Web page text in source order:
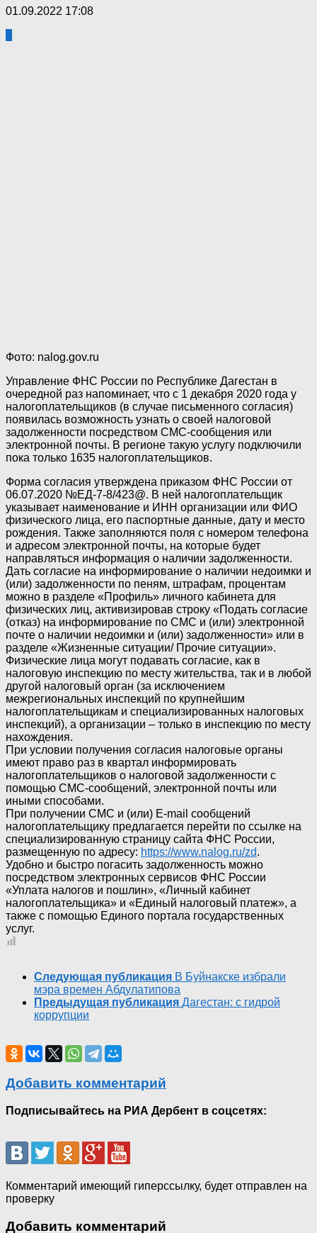
01.09.2022 17:08
Фото: nalog.gov.ru
Управление ФНС России по Республике Дагестан в
очередной раз напоминает, что с 1 декабря 2020 года у
налогоплательщиков (в случае письменного согласия)
появилась возможность узнать о своей налоговой
задолженности посредством СМС-сообщения или
электронной почты. В регионе такую услугу подключили
пока только 1635 налогоплательщиков.
Форма согласия утверждена приказом ФНС России от
06.07.2020 №ЕД-7-8/423@. В ней налогоплательщик
указывает наименование и ИНН организации или ФИО
физического лица, его паспортные данные, дату и место
рождения. Также заполняются поля с номером телефона
и адресом электронной почты, на которые будет
направляться информация о наличии задолженности.
Дать согласие на информирование о наличии недоимки и
(или) задолженности по пеням, штрафам, процентам
можно в разделе «Профиль» личного кабинета для
физических лиц, активизировав строку «Подать согласие
(отказ) на информирование по СМС и (или) электронной
почте о наличии недоимки и (или) задолженности» или в
разделе «Жизненные ситуации/ Прочие ситуации».
Физические лица могут подавать согласие, как в
налоговую инспекцию по месту жительства, так и в любой
другой налоговый орган (за исключением
межрегиональных инспекций по крупнейшим
налогоплательщикам и специализированных налоговых
инспекций), а организации – только в инспекцию по месту
нахождения.
При условии получения согласия налоговые органы
имеют право раз в квартал информировать
налогоплательщиков о налоговой задолженности с
помощью СМС-сообщений, электронной почты или
иными способами.
При получении СМС и (или) E-mail сообщений
налогоплательщику предлагается перейти по ссылке на
специализированную страницу сайта ФНС России,
размещенную по адресу: https://www.nalog.ru/zd.
Удобно и быстро погасить задолженность можно
посредством электронных сервисов ФНС России
«Уплата налогов и пошлин», «Личный кабинет
налогоплательщика» и «Единый налоговый платеж», а
также с помощью Единого портала государственных
услуг.
Следующая публикация В Буйнакске избрали
мэра времен Абдулатипова
Предыдущая публикация Дагестан: с гидрой
коррупции
Добавить комментарий
Подписывайтесь на РИА Дербент в соцсетях:
Комментарий имеющий гиперссылку, будет отправлен на
проверку
Добавить комментарий